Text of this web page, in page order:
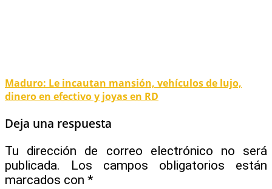
Maduro: Le incautan mansión, vehículos de lujo,
dinero en efectivo y joyas en RD
Deja una respuesta
Tu dirección de correo electrónico no será
publicada.
Los campos obligatorios están
marcados con *